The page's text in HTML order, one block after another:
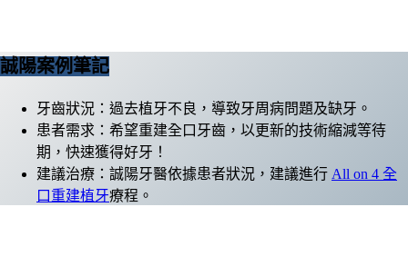
誠陽案例筆記
牙齒狀況：過去植牙不良，導致牙周病問題及缺牙。
患者需求：希望重建全口牙齒，以更新的技術縮減等待
期，快速獲得好牙！
建議治療：誠陽牙醫依據患者狀況，建議進行 All on 4 全
口重建植牙療程。